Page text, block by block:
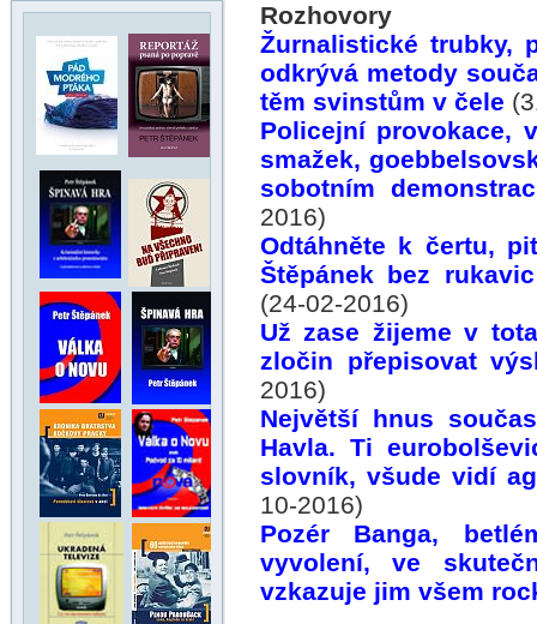
Rozhovory
Žurnalistické trubky,
odkrývá metody
těm svinstům v čele
Policejní provokace,
smažek,
sobotním
2016)
Odtáhněte k čertu,
Štěpánek bez
(24-02-2016)
Už zase žijeme v
zločin přepisovat
2016)
Největší hnus
Havla. Ti
slovník, všude vidí
10-2016)
Pozér Banga,
vyvolení, ve
vzkazuje jim všem